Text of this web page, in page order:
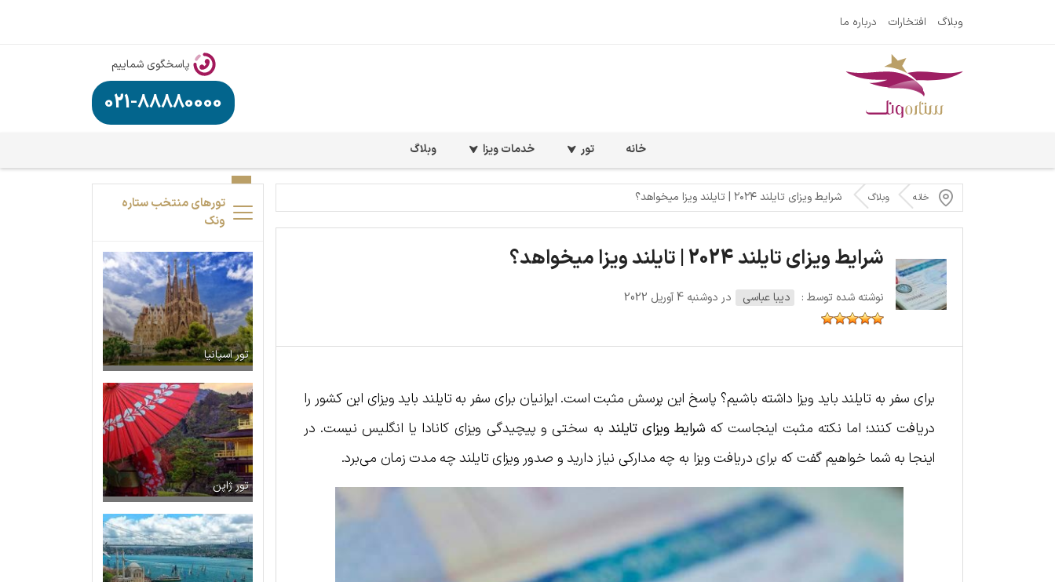
وبلاگ افتخارات درباره ما
پاسخگوی شماییم
021-88880000
خانه تور خدمات ویزا وبلاگ
خانه وبلاگ شرایط ویزای تایلند ۲۰۲۴ | تایلند ویزا میخواهد؟
شرایط ویزای تایلند 2024 | تایلند ویزا میخواهد؟
نوشته شده توسط : دیبا عباسی در دوشنبه 4 آوریل 2022
برای سفر به تایلند باید ویزا داشته باشیم؟ پاسخ این پرسش مثبت است. ایرانیان برای سفر به تایلند باید ویزای این کشور را
دریافت کنند؛ اما نکته مثبت اینجاست که شرایط ویزای تایلندبه سختی و پیچیدگی ویزای کانادا یا انگلیس نیست. در
اینجا به شما خواهیم گفت که برای دریافت ویزا به چه مدارکی نیاز دارید و صدور ویزای تایلند چه مدت زمان می‌برد.
تورهای منتخب ستاره
ونک
تور اسپانیا
تور ژاپن